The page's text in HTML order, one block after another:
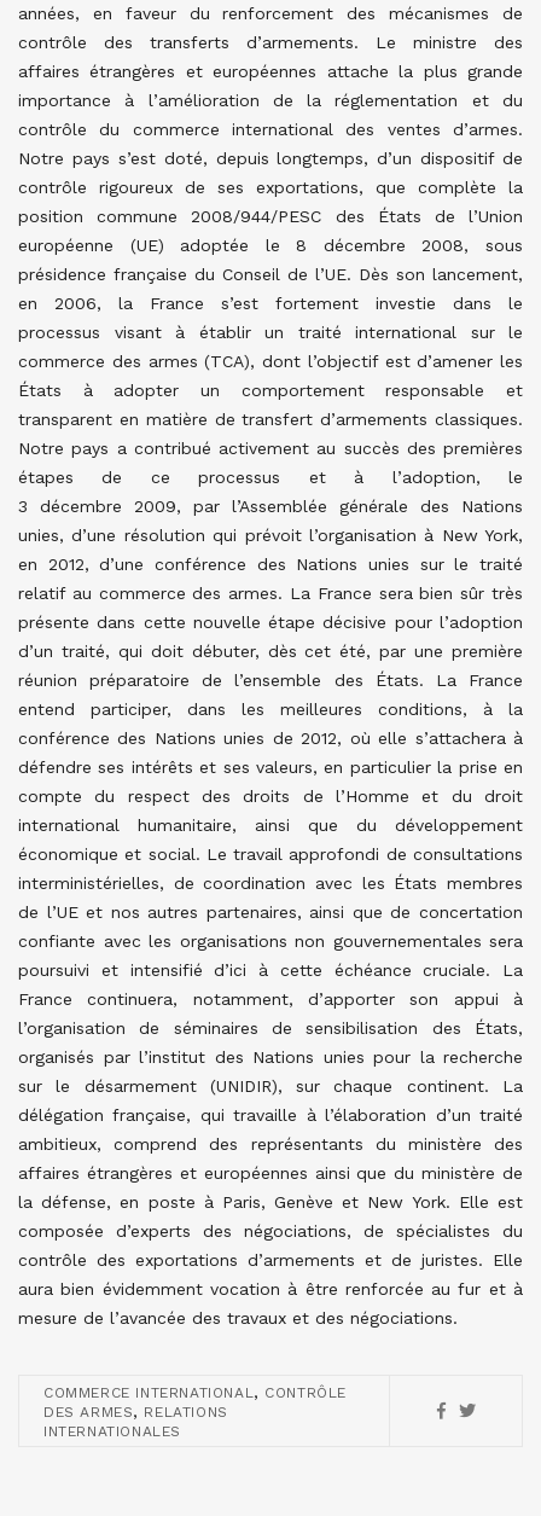
années, en faveur du renforcement des mécanismes de
contrôle des transferts d’armements. Le ministre des
affaires étrangères et européennes attache la plus grande
importance à l’amélioration de la réglementation et du
contrôle du commerce international des ventes d’armes.
Notre pays s’est doté, depuis longtemps, d’un dispositif de
contrôle rigoureux de ses exportations, que complète la
position commune 2008/944/PESC des États de l’Union
européenne (UE) adoptée le 8 décembre 2008, sous
présidence française du Conseil de l’UE. Dès son lancement,
en 2006, la France s’est fortement investie dans le
processus visant à établir un traité international sur le
commerce des armes (TCA), dont l’objectif est d’amener les
États à adopter un comportement responsable et
transparent en matière de transfert d’armements classiques.
Notre pays a contribué activement au succès des premières
étapes de ce processus et à l’adoption, le
3 décembre 2009, par l’Assemblée générale des Nations
unies, d’une résolution qui prévoit l’organisation à New York,
en 2012, d’une conférence des Nations unies sur le traité
relatif au commerce des armes. La France sera bien sûr très
présente dans cette nouvelle étape décisive pour l’adoption
d’un traité, qui doit débuter, dès cet été, par une première
réunion préparatoire de l’ensemble des États. La France
entend participer, dans les meilleures conditions, à la
conférence des Nations unies de 2012, où elle s’attachera à
défendre ses intérêts et ses valeurs, en particulier la prise en
compte du respect des droits de l’Homme et du droit
international humanitaire, ainsi que du développement
économique et social. Le travail approfondi de consultations
interministérielles, de coordination avec les États membres
de l’UE et nos autres partenaires, ainsi que de concertation
confiante avec les organisations non gouvernementales sera
poursuivi et intensifié d’ici à cette échéance cruciale. La
France continuera, notamment, d’apporter son appui à
l’organisation de séminaires de sensibilisation des États,
organisés par l’institut des Nations unies pour la recherche
sur le désarmement (UNIDIR), sur chaque continent. La
délégation française, qui travaille à l’élaboration d’un traité
ambitieux, comprend des représentants du ministère des
affaires étrangères et européennes ainsi que du ministère de
la défense, en poste à Paris, Genève et New York. Elle est
composée d’experts des négociations, de spécialistes du
contrôle des exportations d’armements et de juristes. Elle
aura bien évidemment vocation à être renforcée au fur et à
mesure de l’avancée des travaux et des négociations.
COMMERCE INTERNATIONAL, CONTRÔLE
DES ARMES, RELATIONS
INTERNATIONALES